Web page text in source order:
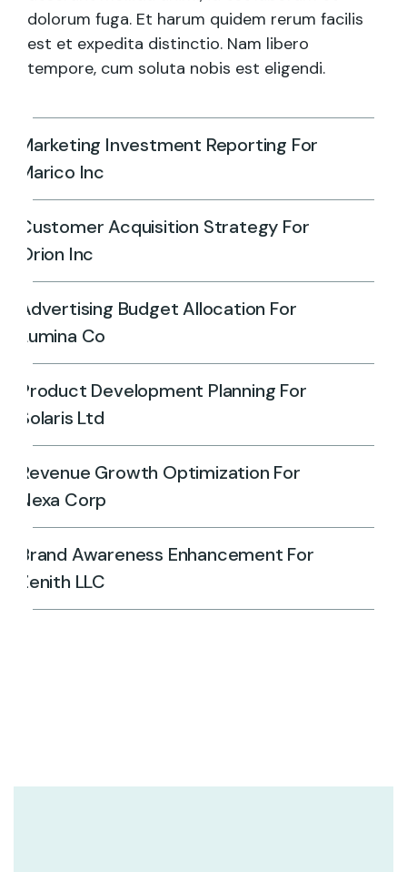
dolorum fuga. Et harum quidem rerum facilis
est et expedita distinctio. Nam libero
tempore, cum soluta nobis est eligendi.
Marketing Investment Reporting For
Marico Inc
Customer Acquisition Strategy For
Orion Inc
Advertising Budget Allocation For
Lumina Co
Product Development Planning For
Solaris Ltd
Revenue Growth Optimization For
Nexa Corp
Brand Awareness Enhancement For
Zenith LLC